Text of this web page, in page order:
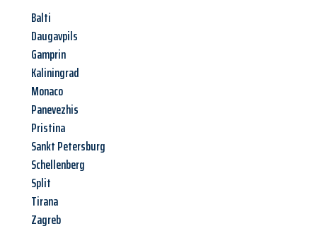
Balti
Daugavpils
Gamprin
Kaliningrad
Monaco
Panevezhis
Pristina
Sankt Petersburg
Schellenberg
Split
Tirana
Zagreb